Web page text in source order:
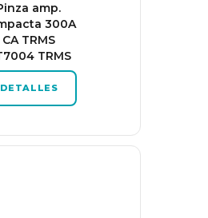
amp.
300A
CA TRMS
TRMS
DETALLES